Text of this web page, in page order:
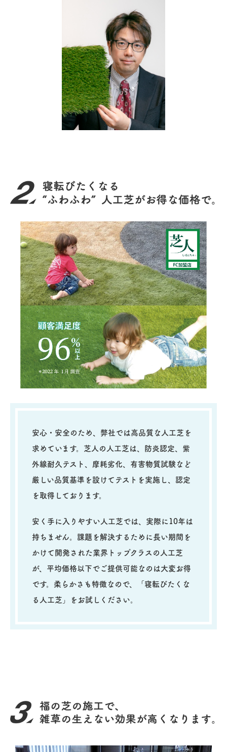
安心・安全のため、弊社では高品質な人工芝を
求めています。芝人の人工芝は、防炎認定、 紫
外線耐久テスト、摩耗劣化、有害物質試験など
厳しい品質基準を設けてテストを実施し、 認定
を取得しております。
安く手に入りやすい人工芝では、実際に10年は
持ちません。課題を解決するために長い期間を
かけて開発された業界トップクラスの人工芝
が、平均価格以下でご提供可能なのは大変お得
です。柔らかさも特徴なので、「寝転びたくな
る人工芝」をお試しください。